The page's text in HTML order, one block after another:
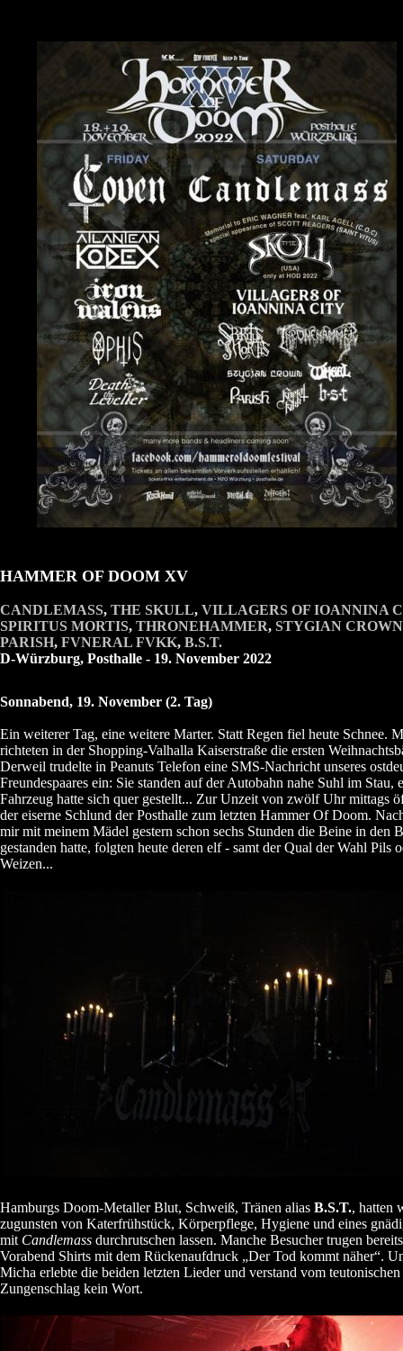
HAMMER OF DOOM XV
CANDLEMASS, THE SKULL, VILLAGERS OF IOANNINA
SPIRITUS MORTIS, THRONEHAMMER, STYGIAN CROWN
PARISH, FVNERAL FVKK, B.S.T.
D-Würzburg, Posthalle - 19. November 2022
Sonnabend, 19. November (2. Tag)
Ein weiterer Tag, eine weitere Marter. Statt Regen fiel heute Schnee.
richteten in der Shopping-Valhalla Kaiserstraße die ersten
Derweil trudelte in Peanuts Telefon eine SMS-Nachricht unseres
Freundespaares ein: Sie standen auf der Autobahn nahe Suhl im Stau,
Fahrzeug hatte sich quer gestellt... Zur Unzeit von zwölf Uhr mittags
der eiserne Schlund der Posthalle zum letzten Hammer Of Doom.
mir mit meinem Mädel gestern schon sechs Stunden die Beine in den
gestanden hatte, folgten heute deren elf - samt der Qual der Wahl Pils
Weizen...
Hamburgs Doom-Metaller Blut, Schweiß, Tränen alias B.S.T., hatten
zugunsten von Katerfrühstück, Körperpflege, Hygiene und eines
mit Candlemass durchrutschen lassen. Manche Besucher trugen
Vorabend Shirts mit dem Rückenaufdruck „Der Tod kommt näher“.
Micha erlebte die beiden letzten Lieder und verstand vom teutonischen
Zungenschlag kein Wort.